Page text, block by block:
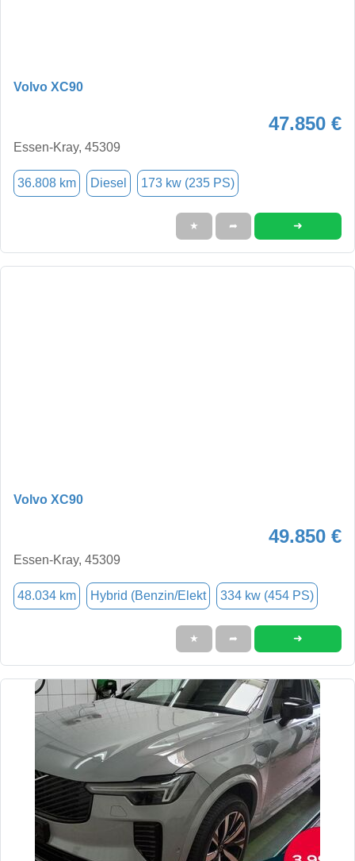
Volvo XC90
47.850 €
Essen-Kray, 45309
36.808 km Diesel 173 kw (235 PS)
★ ➦ ➜
Volvo XC90
49.850 €
Essen-Kray, 45309
48.034 km Hybrid (Benzin/Elekt 334 kw (454 PS)
★ ➦ ➜